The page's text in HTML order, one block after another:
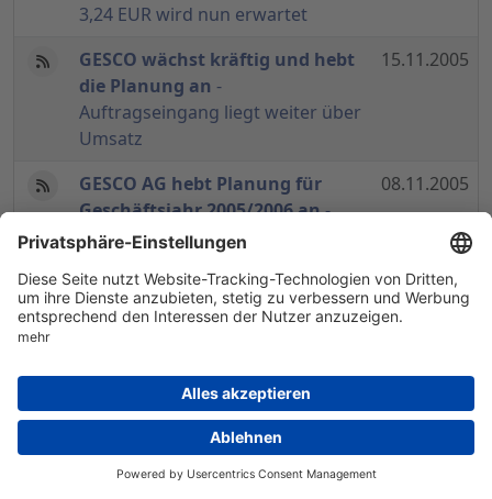
3,24 EUR wird nun erwartet
GESCO wächst kräftig und hebt
die Planung an -
Auftragseingang liegt weiter über
Umsatz
15.11.2005
GESCO AG hebt Planung für
Geschäftsjahr 2005/2006 an-
Ergebnis je Aktie von 2,84 EUR
08.11.2005
HV-Bericht GESCO AG- Auch
10.09.2005
GESCO beschließt
Barkapitalerhöhung-
Bezugspreis liegt bei 27,40 EUR